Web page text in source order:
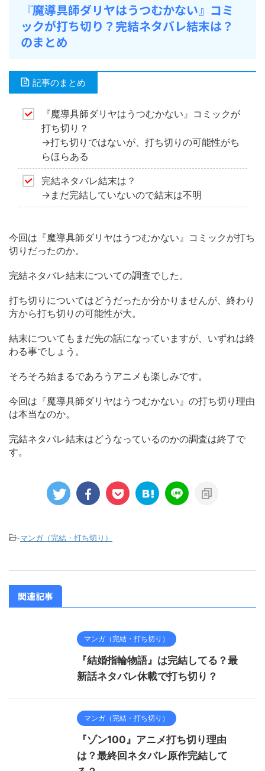
『魔導具師ダリヤはうつむかない』コミ
ックが打ち切り？完結ネタバレ結末は？
のまとめ
記事のまとめ
『魔導具師ダリヤはうつむかない』コミックが
打ち切り？
→打ち切りではないが、打ち切りの可能性がち
らほらある
完結ネタバレ結末は？
→まだ完結していないので結末は不明
今回は『魔導具師ダリヤはうつむかない』コミックが打ち
切りだったのか。
完結ネタバレ結末についての調査でした。
打ち切りについてはどうだったか分かりませんが、終わり
方から打ち切りの可能性が大。
結末についてもまだ先の話になっていますが、いずれは終
わる事でしょう。
そろそろ始まるであろうアニメも楽しみです。
今回は『魔導具師ダリヤはうつむかない』の打ち切り理由
は本当なのか。
完結ネタバレ結末はどうなっているのかの調査は終了で
す。
-マンガ（完結・打ち切り）
関連記事
マンガ（完結・打ち切り）
『結婚指輪物語』は完結してる？最
新話ネタバレ休載で打ち切り？
マンガ（完結・打ち切り）
『ゾン100』アニメ打ち切り理由
は？最終回ネタバレ原作完結して